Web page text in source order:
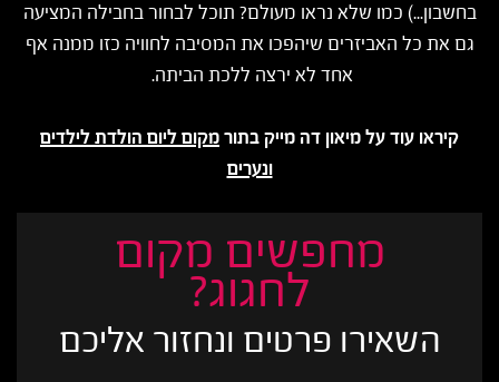
בחשבון...) כמו שלא נראו מעולם? תוכל לבחור בחבילה המציעה
גם את כל האביזרים שיהפכו את המסיבה לחוויה כזו ממנה אף
אחד לא ירצה ללכת הביתה.
קיראו עוד על מיאון דה מייק בתורמקום ליום הולדת לילדים
ונערים
מחפשים מקום
לחגוג?
השאירו פרטים ונחזור אליכם